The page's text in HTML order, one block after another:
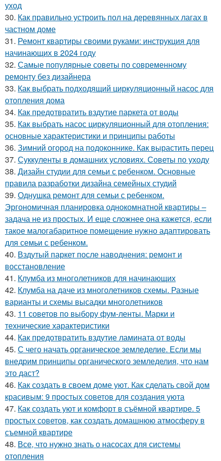
уход
30. Как правильно устроить пол на деревянных лагах в
частном доме
31. Ремонт квартиры своими руками: инструкция для
начинающих в 2024 году
32. Самые популярные советы по современному
ремонту без дизайнера
33. Как выбрать подходящий циркуляционный насос для
отопления дома
34. Как предотвратить вздутие паркета от воды
35. Как выбрать насос циркуляционный для отопления:
основные характеристики и принципы работы
36. Зимний огород на подоконнике. Как вырастить перец
37. Суккуленты в домашних условиях. Советы по уходу
38. Дизайн студии для семьи с ребенком. Основные
правила разработки дизайна семейных студий
39. Однушка ремонт для семьи с ребенком.
Эргономичная планировка однокомнатной квартиры –
задача не из простых. И еще сложнее она кажется, если
такое малогабаритное помещение нужно адаптировать
для семьи с ребенком.
40. Вздутый паркет после наводнения: ремонт и
восстановление
41. Клумба из многолетников для начинающих
42. Клумба на даче из многолетников схемы. Разные
варианты и схемы высадки многолетников
43. 11 советов по выбору фум-ленты. Марки и
технические характеристики
44. Как предотвратить вздутие ламината от воды
45. С чего начать органическое земледелие. Если мы
внедрим принципы органического земледелия, что нам
это даст?
46. Как создать в своем доме уют. Как сделать свой дом
красивым: 9 простых советов для создания уюта
47. Как создать уют и комфорт в съёмной квартире. 5
простых советов, как создать домашнюю атмосферу в
съемной квартире
48. Все, что нужно знать о насосах для системы
отопления